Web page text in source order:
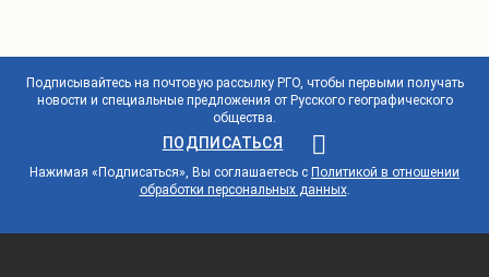
Подписывайтесь на почтовую рассылку РГО, чтобы первыми получать
новости и специальные предложения от Русского географического
общества.
ПОДПИСАТЬСЯ
Нажимая «Подписаться», Вы соглашаетесь с Политикой в отношении
обработки персональных данных.